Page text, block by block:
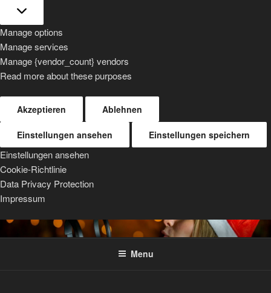
Manage options
Manage services
Manage {vendor_count} vendors
Read more about these purposes
Akzeptieren Ablehnen
Einstellungen ansehen Einstellungen speichern
Einstellungen ansehen
Cookie-Richtlinie
Data Privacy Protection
Impressum
Skip
to
TRIPOD MOUNTS
For Sigma, Sony, and Tamron lenses
Menu